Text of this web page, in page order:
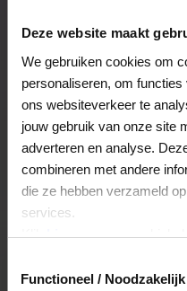
Deze website maakt
We gebruiken cookies om
personaliseren, om
ons websiteverkeer te
jouw gebruik van onze site
adverteren en analyse.
combineren met andere
die ze hebben verzameld
services.
Klikhiervoor ons
Functioneel / Noodzakelijk
Wijnkoperij de
Denneweg 81
2514CE 's-
Veelgestelde
Hoelang blijft mijn